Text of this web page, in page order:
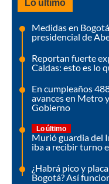
Medidas en
presidencial de
Reportan fuerte
Caldas: esto es lo
En cumpleaños
avances en Metro
Gobierno
Lo último
Murió guardia del
iba a recibir turno
¿Habrá pico y
Bogotá? Así